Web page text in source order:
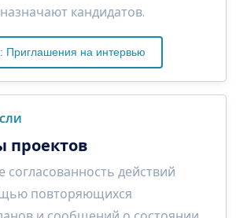
кандидатов.
Приглашения на интервью
действий
повторяющихся